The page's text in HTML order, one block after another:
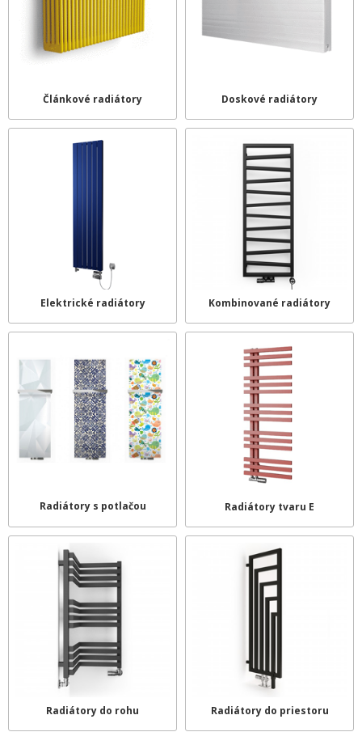
Článkové radiátory Doskové radiátory
Elektrické radiátory Kombinované radiátory
Radiátory s potlačou Radiátory tvaru E
Radiátory do rohu Radiátory do priestoru